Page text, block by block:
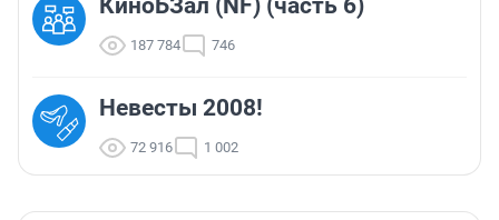
187 784 746
Невесты 2008!
72 916 1 002